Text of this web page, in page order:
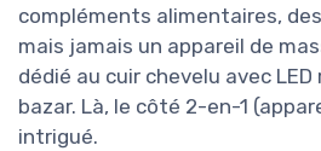
compléments alimentaires,
mais jamais un appareil de
dédié au cuir chevelu avec
bazar. Là, le côté 2-en-1
intrigué.